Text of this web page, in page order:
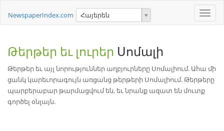
Toggle
NewspaperIndex.com Հայերեն
Թերթեր եւ լուրեր Սոմալի
Թերթեր եւ այլ նորություններ աղբյուրները Սոմալիում. Ահա մի
ցանկ կարեւորագույն առցանց թերթերի Սոմալիում. Թերթերը
պարբերաբար թարմացվում են, եւ նրանք ազատ են մուտք
գործել օնլայն.